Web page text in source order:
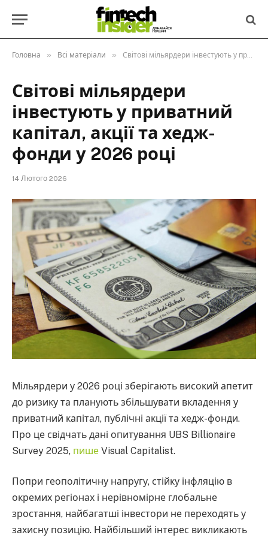
Головна » Всі матеріали » Світові мільярдери інвестують у приватний капітал, акції та хедж-фонди у 2026 році
Світові мільярдери
інвестують у приватний
капітал, акції та хедж-
фонди у 2026 році
14 Лютого 2026
Мільярдери у 2026 році зберігають високий апетит
до ризику та планують збільшувати вкладення у
приватний капітал, публічні акції та хедж-фонди.
Про це свідчать дані опитування UBS Billionaire
Survey 2025, пише Visual Capitalist.
Попри геополітичну напругу, стійку інфляцію в
окремих регіонах і нерівномірне глобальне
зростання, найбагатші інвестори не переходять у
захисну позицію. Найбільший інтерес викликають